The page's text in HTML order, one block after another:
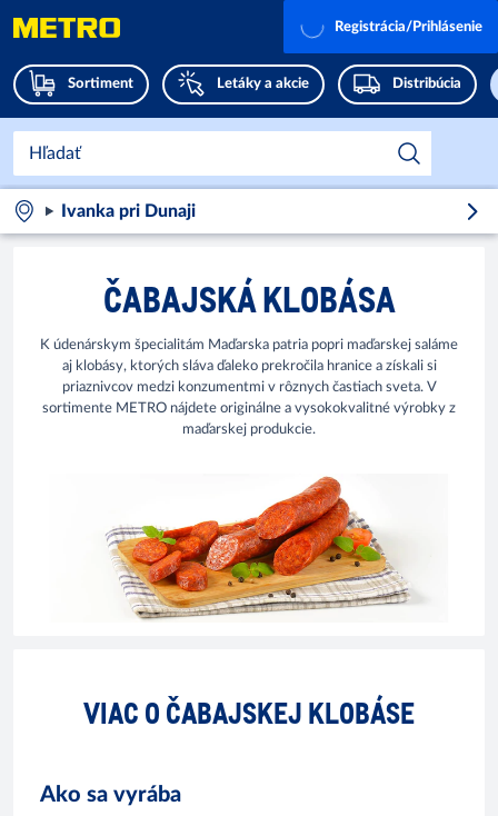
Sortiment Letáky a akcie Distribúcia
Registrácia/Prihlásenie
Ivanka pri Dunaji
ČABAJSKÁ KLOBÁSA
K údenárskym špecialitám Maďarska patria popri maďarskej saláme
aj klobásy, ktorých sláva ďaleko prekročila hranice a získali si
priaznivcov medzi konzumentmi v rôznych častiach sveta. V
sortimente METRO nájdete originálne a vysokokvalitné výrobky z
maďarskej produkcie.
VIAC O ČABAJSKEJ KLOBÁSE
Ako sa vyrába